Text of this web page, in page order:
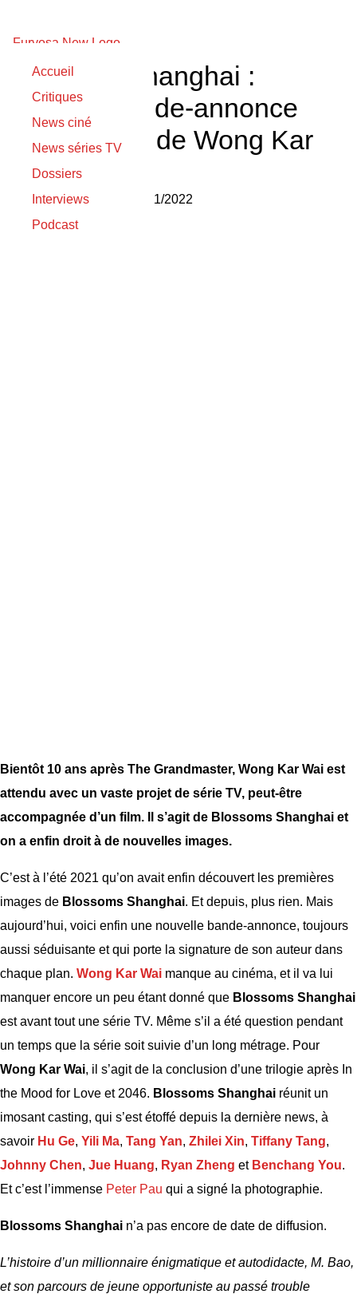
Accueil
Critiques
News ciné
News séries TV
Dossiers
Interviews
Podcast
Blossoms Shanghai :
nouvelle bande-annonce
pour la série de Wong Kar
Wai
Nicolas Gilli 03/11/2022
Bientôt 10 ans après The Grandmaster, Wong Kar Wai est
attendu avec un vaste projet de série TV, peut-être
accompagnée d’un film. Il s’agit de Blossoms Shanghai et
on a enfin droit à de nouvelles images.
C’est à l’été 2021 qu’on avait enfin découvert les premières
images de Blossoms Shanghai. Et depuis, plus rien. Mais
aujourd’hui, voici enfin une nouvelle bande-annonce, toujours
aussi séduisante et qui porte la signature de son auteur dans
chaque plan. Wong Kar Wai manque au cinéma, et il va lui
manquer encore un peu étant donné que Blossoms Shanghai
est avant tout une série TV. Même s’il a été question pendant
un temps que la série soit suivie d’un long métrage. Pour
Wong Kar Wai, il s’agit de la conclusion d’une trilogie après In
the Mood for Love et 2046. Blossoms Shanghai réunit un
imosant casting, qui s’est étoffé depuis la dernière news, à
savoir Hu Ge, Yili Ma, Tang Yan, Zhilei Xin, Tiffany Tang,
Johnny Chen, Jue Huang, Ryan Zheng et Benchang You.
Et c’est l’immense Peter Pau qui a signé la photographie.
Blossoms Shanghai n’a pas encore de date de diffusion.
L’histoire d’un millionnaire énigmatique et autodidacte, M. Bao,
et son parcours de jeune opportuniste au passé trouble